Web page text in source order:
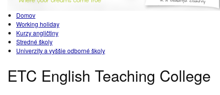
Domov
Working holiday
Kurzy angličtiny
Stredné školy
Univerzity a vyššie odborné školy
ETC English Teaching College